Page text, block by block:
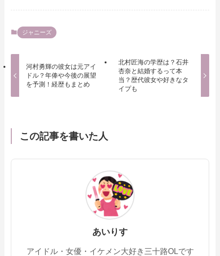
ジャニーズ
河村勇輝の彼女は元アイ
ドル？年俸や今後の展望
を予測！経歴もまとめ
北村匠海の学歴は？石井
杏奈と結婚するって本
当？歴代彼女や好きなタ
イプも
この記事を書いた人
あいりす
アイドル・女優・イケメン大好き三十路OLです